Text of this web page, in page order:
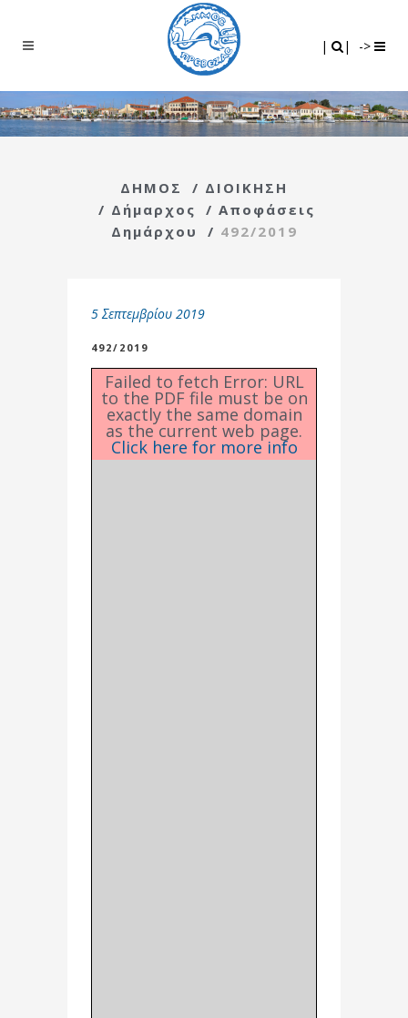
| | ->
ΔΗΜΟΣ / ΔΙΟΙΚΗΣΗ
/ Δήμαρχος / Αποφάσεις
Δημάρχου
/ 492/2019
5 Σεπτεμβρίου 2019
492/2019
Failed to fetch Error: URL
to the PDF file must be on
exactly the same domain
as the current web page.
Click here for more info